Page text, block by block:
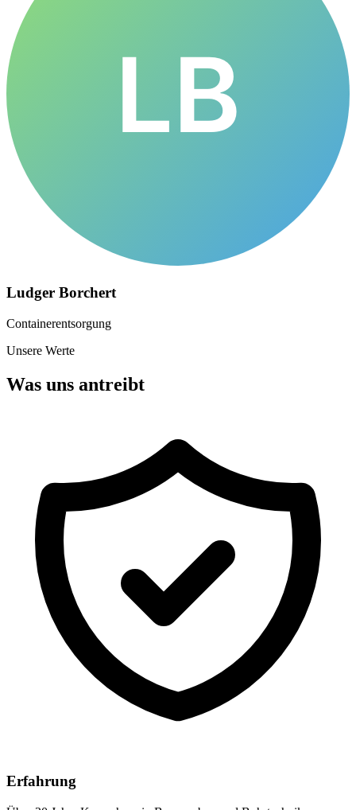
LB
Ludger Borchert
Containerentsorgung
Unsere Werte
Was uns antreibt
Erfahrung